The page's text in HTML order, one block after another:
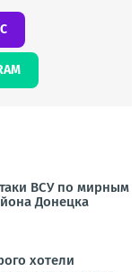
ВСУ по мирным
Донецка
хотели